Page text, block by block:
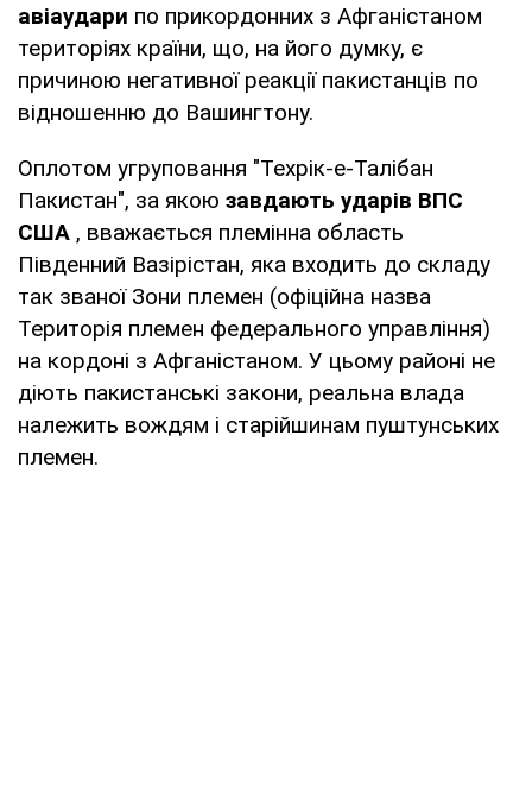
авіаудари по прикордонних з Афганістаном
територіях країни, що, на його думку, є
причиною негативної реакції пакистанців по
відношенню до Вашингтону.
Оплотом угруповання "Техрік-е-Талібан
Пакистан", за якою завдають ударів ВПС
США , вважається племінна область
Південний Вазірістан, яка входить до складу
так званої Зони племен (офіційна назва
Територія племен федерального управління)
на кордоні з Афганістаном. У цьому районі не
діють пакистанські закони, реальна влада
належить вождям і старійшинам пуштунських
племен.